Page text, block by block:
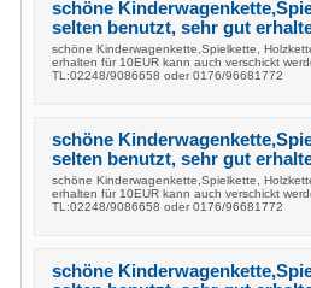
schöne
selten benutzt, sehr gut
schöne Kinderwagenkette,Spielkette,
erhalten für 10EUR kann auch verschickt
TL:02248/9086658 oder 0176/96681772
schöne
selten benutzt, sehr gut
schöne Kinderwagenkette,Spielkette,
erhalten für 10EUR kann auch verschickt
TL:02248/9086658 oder 0176/96681772
schöne